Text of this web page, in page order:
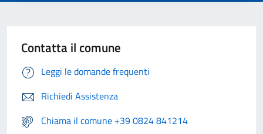
Contatta il comune
Leggi le domande frequenti
Richiedi Assistenza
Chiama il comune +39 0824 841214